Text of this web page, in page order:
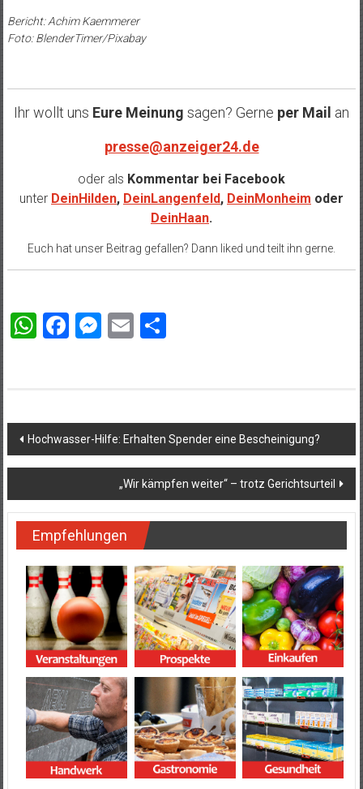
Bericht: Achim Kaemmerer
Foto: BlenderTimer/Pixabay
Ihr wollt uns Eure Meinung sagen? Gerne per Mail an
presse@anzeiger24.de
oder als Kommentar bei Facebook
unter DeinHilden, DeinLangenfeld, DeinMonheim oder
DeinHaan.
Euch hat unser Beitrag gefallen? Dann liked und teilt ihn gerne.
WhatsApp
Facebook
Messenger
EmailTeilen
Beitragsnavigation
Hochwasser-Hilfe: Erhalten Spender eine Bescheinigung?
„Wir kämpfen weiter“ – trotz Gerichtsurteil
Empfehlungen